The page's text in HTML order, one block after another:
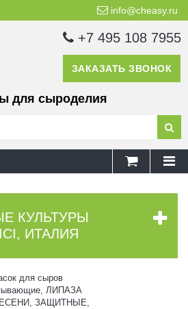
info@cheasy.ru
+7 495 108 7955
ЗАКАЗАТЬ ЗВОНОК
для сыроделия
КУЛЬТУРЫ
ИТАЛИЯ
для сыров
ЛИПАЗА
ЗАЩИТНЫЕ,